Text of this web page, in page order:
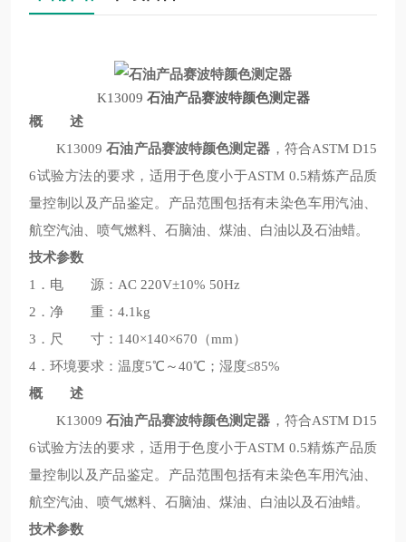
K13009 石油产品赛波特颜色测定器
概 述
K13009石油产品赛波特颜色测定器 ，符合ASTM D15
6试验方法的要求，适用于色度小于ASTM 0.5精炼产品质
量控制以及产品鉴定。产品范围包括有未染色车用汽油、
航空汽油、喷气燃料、石脑油、煤油、白油以及石油蜡。
技术参数
1．电 源：AC 220V±10% 50Hz
2．净 重：4.1kg
3．尺 寸：140×140×670（mm）
4．环境要求：温度5℃～40℃；湿度≤85%
概 述
K13009石油产品赛波特颜色测定器 ，符合ASTM D15
6试验方法的要求，适用于色度小于ASTM 0.5精炼产品质
量控制以及产品鉴定。产品范围包括有未染色车用汽油、
航空汽油、喷气燃料、石脑油、煤油、白油以及石油蜡。
技术参数